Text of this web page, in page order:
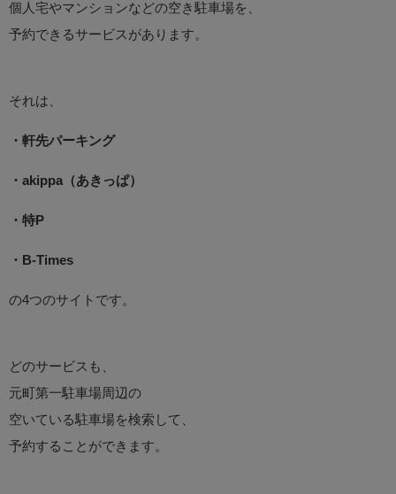
個人宅やマンションなどの空き駐車場を、
予約できるサービスがあります。
それは、
・軒先パーキング
・akippa（あきっぱ）
・特P
・B-Times
の4つのサイトです。
どのサービスも、
元町第一駐車場周辺の
空いている駐車場を検索して、
予約することができます。